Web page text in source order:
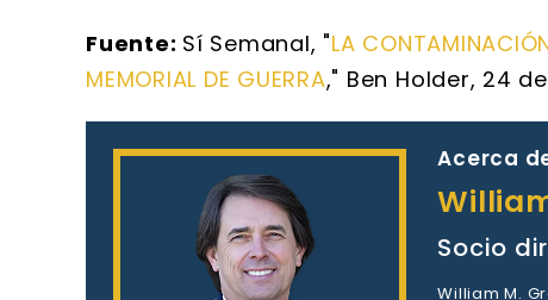
Fuente: Sí Semanal, "LA
MEMORIAL DE GUERRA," Ben Holder, 24
Acerca
Socio
William M.